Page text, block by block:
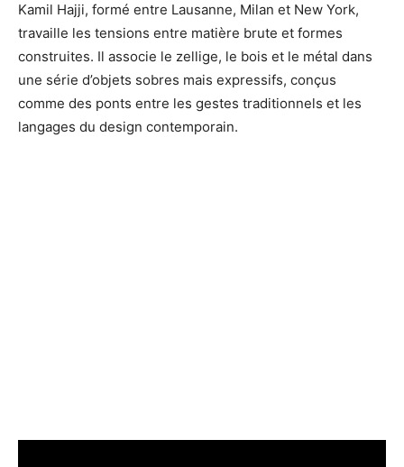
Kamil Hajji, formé entre Lausanne, Milan et New York,
travaille les tensions entre matière brute et formes
construites. Il associe le zellige, le bois et le métal dans
une série d’objets sobres mais expressifs, conçus
comme des ponts entre les gestes traditionnels et les
langages du design contemporain.